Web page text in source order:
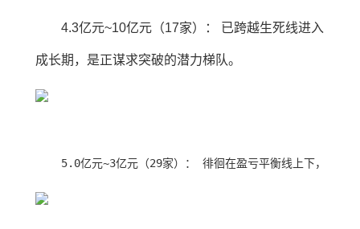
4.3亿元~10亿元（17家）： 已跨越生死线进入
成长期，是正谋求突破的潜力梯队。
5.0亿元~3亿元（29家）： 徘徊在盈亏平衡线上下，仍处